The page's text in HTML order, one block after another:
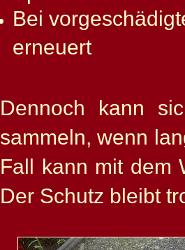
Bei
erneuert
Dennoch kann
sammeln, wenn
Fall kann mit dem
Der Schutz bleibt